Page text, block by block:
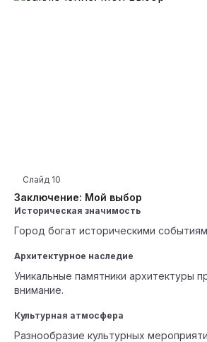
Заключение: Мой выбор
Слайд 10
Историческая значимость
Город богат историческими
Архитектурное наследие
Уникальные памятники архитектуры
внимание.
Культурная атмосфера
Разнообразие культурных